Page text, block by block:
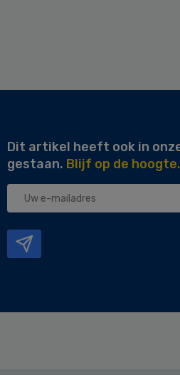
Dit artikel heeft ook in
gestaan. Blijf op de hoogte.
Uw